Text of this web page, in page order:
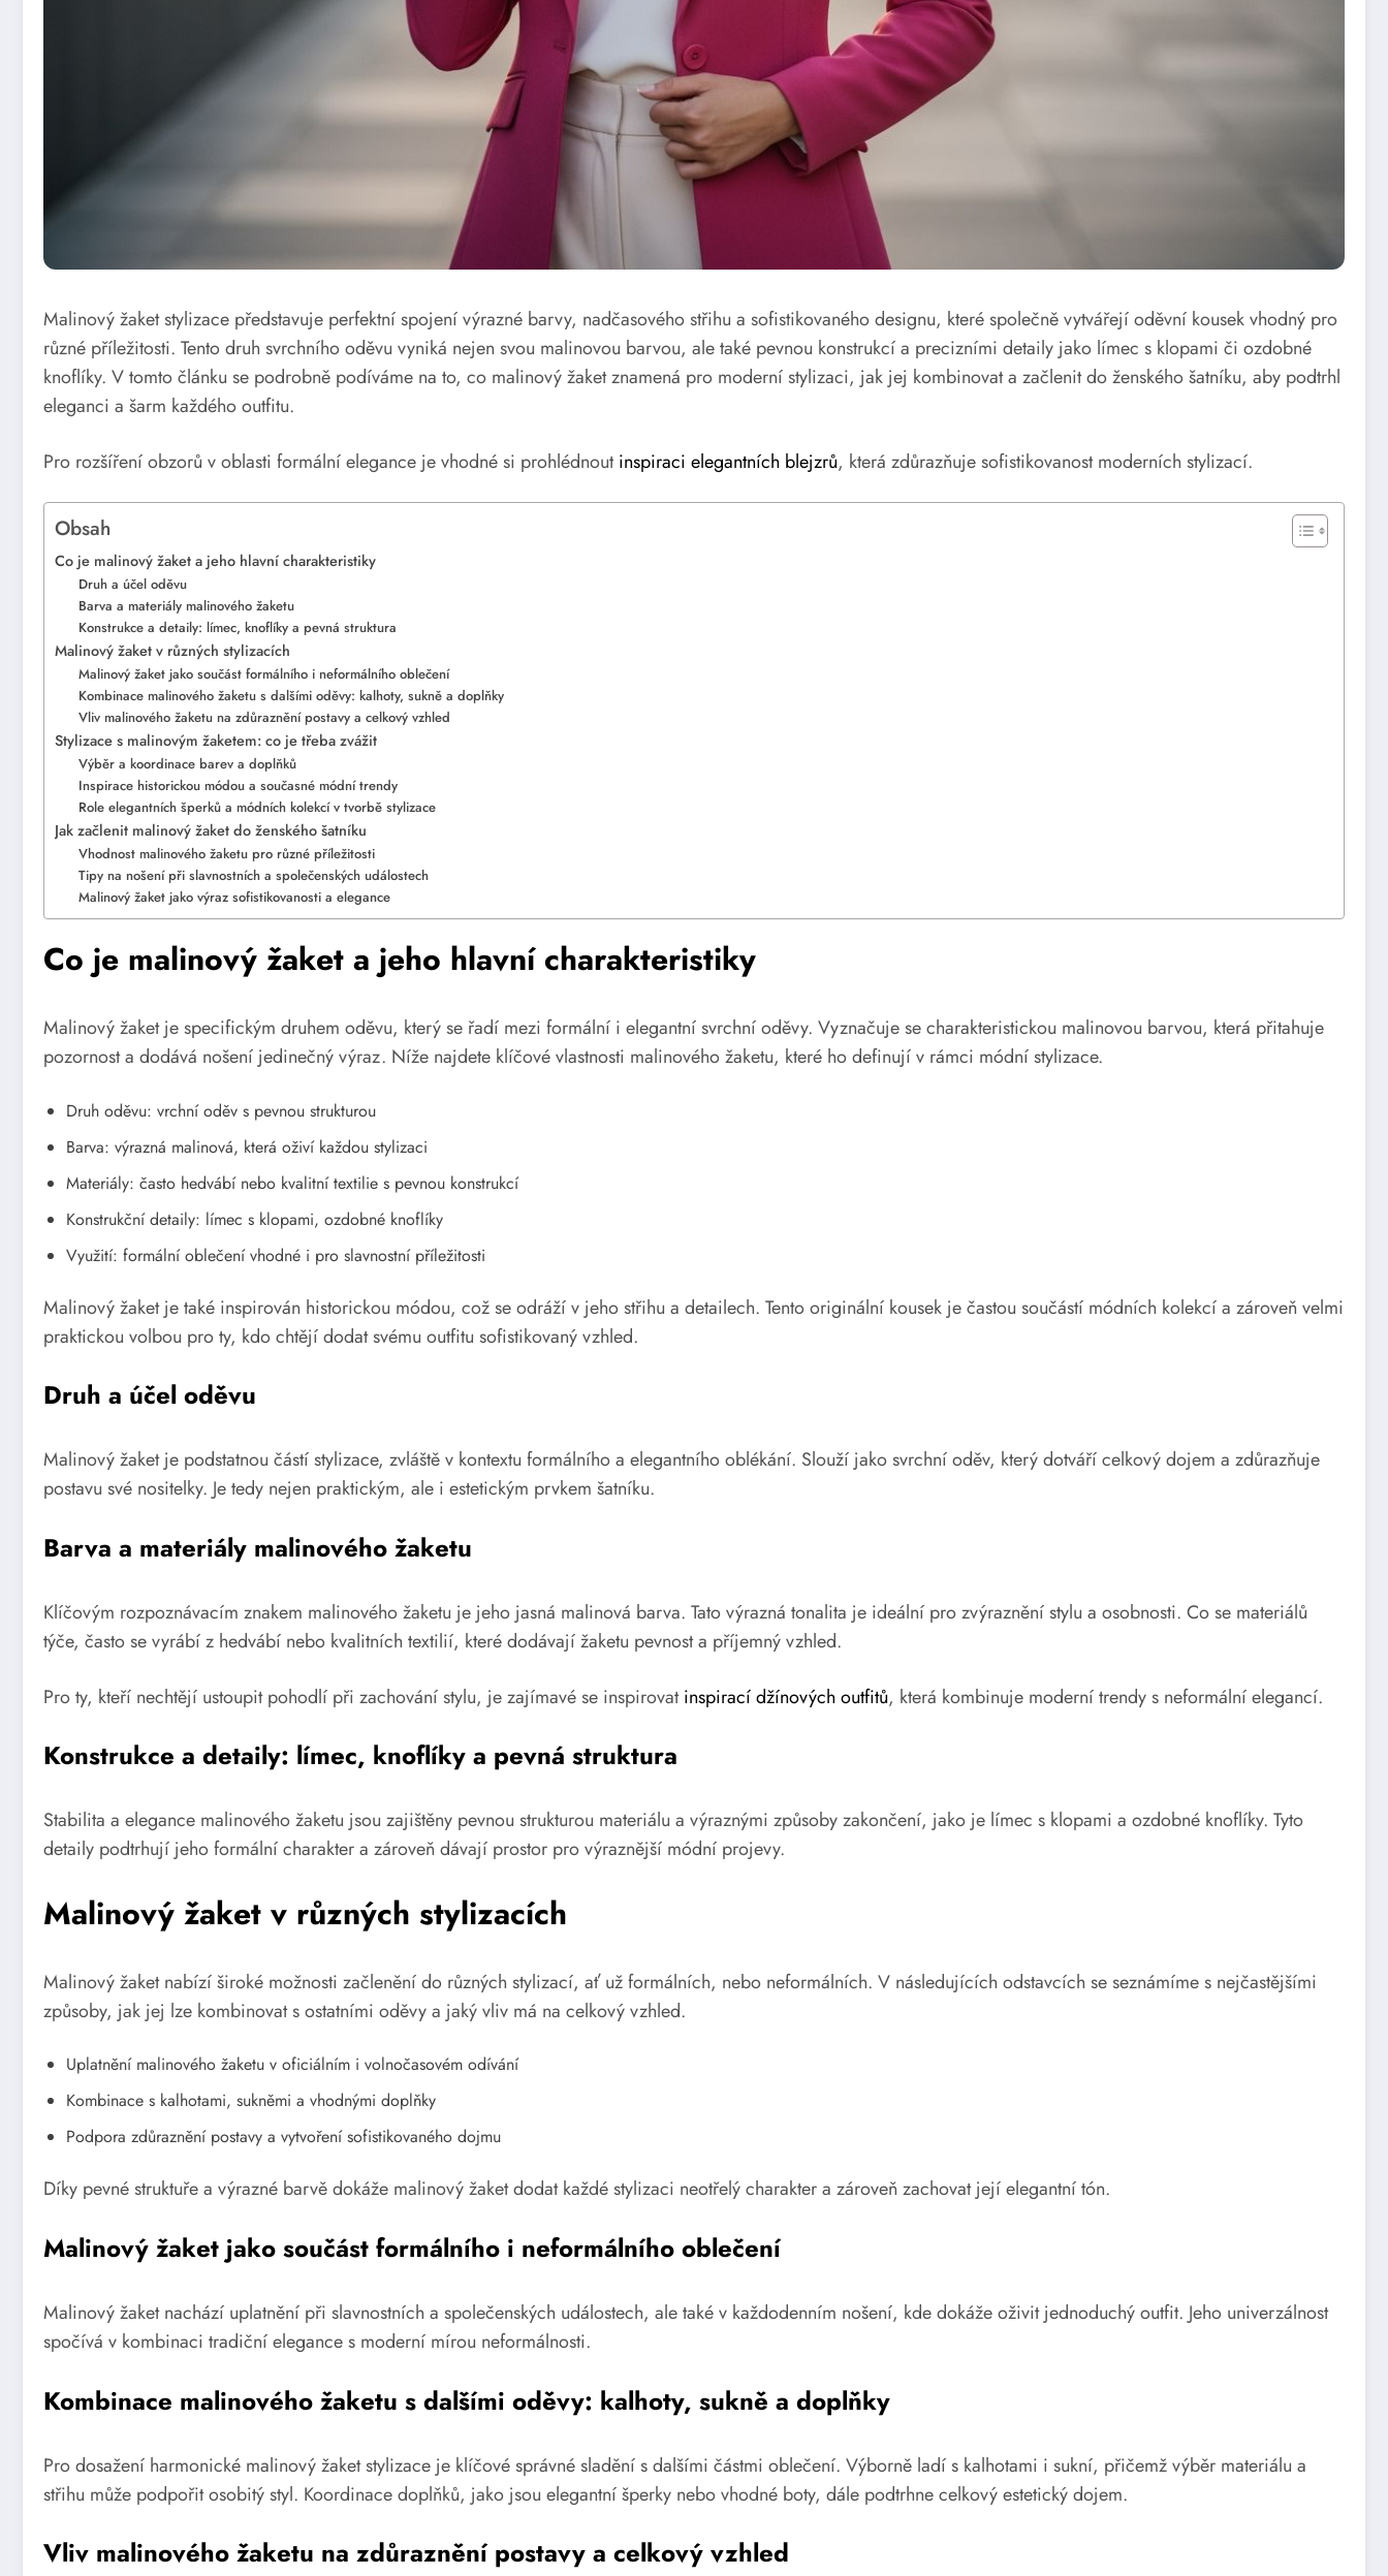
Malinový žaket stylizace představuje perfektní spojení výrazné barvy, nadčasového střihu a sofistikovaného designu, které společně vytvářejí oděvní kousek vhodný pro
různé příležitosti. Tento druh svrchního oděvu vyniká nejen svou malinovou barvou, ale také pevnou konstrukcí a precizními detaily jako límec s klopami či ozdobné
knoflíky. V tomto článku se podrobně podíváme na to, co malinový žaket znamená pro moderní stylizaci, jak jej kombinovat a začlenit do ženského šatníku, aby podtrhl
eleganci a šarm každého outfitu.
Pro rozšíření obzorů v oblasti formální elegance je vhodné si prohlédnoutinspiraci elegantních blejzrů, která zdůrazňuje sofistikovanost moderních stylizací.
Obsah
Co je malinový žaket a jeho hlavní charakteristiky
Druh a účel oděvu
Barva a materiály malinového žaketu
Konstrukce a detaily: límec, knoflíky a pevná struktura
Malinový žaket v různých stylizacích
Malinový žaket jako součást formálního i neformálního oblečení
Kombinace malinového žaketu s dalšími oděvy: kalhoty, sukně a doplňky
Vliv malinového žaketu na zdůraznění postavy a celkový vzhled
Stylizace s malinovým žaketem: co je třeba zvážit
Výběr a koordinace barev a doplňků
Inspirace historickou módou a současné módní trendy
Role elegantních šperků a módních kolekcí v tvorbě stylizace
Jak začlenit malinový žaket do ženského šatníku
Vhodnost malinového žaketu pro různé příležitosti
Tipy na nošení při slavnostních a společenských událostech
Malinový žaket jako výraz sofistikovanosti a elegance
Co je malinový žaket a jeho hlavní charakteristiky
Malinový žaket je specifickým druhem oděvu, který se řadí mezi formální i elegantní svrchní oděvy. Vyznačuje se charakteristickou malinovou barvou, která přitahuje
pozornost a dodává nošení jedinečný výraz. Níže najdete klíčové vlastnosti malinového žaketu, které ho definují v rámci módní stylizace.
Druh oděvu: vrchní oděv s pevnou strukturou
Barva: výrazná malinová, která oživí každou stylizaci
Materiály: často hedvábí nebo kvalitní textilie s pevnou konstrukcí
Konstrukční detaily: límec s klopami, ozdobné knoflíky
Využití: formální oblečení vhodné i pro slavnostní příležitosti
Malinový žaket je také inspirován historickou módou, což se odráží v jeho střihu a detailech. Tento originální kousek je častou součástí módních kolekcí a zároveň velmi
praktickou volbou pro ty, kdo chtějí dodat svému outfitu sofistikovaný vzhled.
Druh a účel oděvu
Malinový žaket je podstatnou částí stylizace, zvláště v kontextu formálního a elegantního oblékání. Slouží jako svrchní oděv, který dotváří celkový dojem a zdůrazňuje
postavu své nositelky. Je tedy nejen praktickým, ale i estetickým prvkem šatníku.
Barva a materiály malinového žaketu
Klíčovým rozpoznávacím znakem malinového žaketu je jeho jasná malinová barva. Tato výrazná tonalita je ideální pro zvýraznění stylu a osobnosti. Co se materiálů
týče, často se vyrábí z hedvábí nebo kvalitních textilií, které dodávají žaketu pevnost a příjemný vzhled.
Pro ty, kteří nechtějí ustoupit pohodlí při zachování stylu, je zajímavé se inspirovatinspirací džínových outfitů, která kombinuje moderní trendy s neformální elegancí.
Konstrukce a detaily: límec, knoflíky a pevná struktura
Stabilita a elegance malinového žaketu jsou zajištěny pevnou strukturou materiálu a výraznými způsoby zakončení, jako je límec s klopami a ozdobné knoflíky. Tyto
detaily podtrhují jeho formální charakter a zároveň dávají prostor pro výraznější módní projevy.
Malinový žaket v různých stylizacích
Malinový žaket nabízí široké možnosti začlenění do různých stylizací, ať už formálních, nebo neformálních. V následujících odstavcích se seznámíme s nejčastějšími
způsoby, jak jej lze kombinovat s ostatními oděvy a jaký vliv má na celkový vzhled.
Uplatnění malinového žaketu v oficiálním i volnočasovém odívání
Kombinace s kalhotami, sukněmi a vhodnými doplňky
Podpora zdůraznění postavy a vytvoření sofistikovaného dojmu
Díky pevné struktuře a výrazné barvě dokáže malinový žaket dodat každé stylizaci neotřelý charakter a zároveň zachovat její elegantní tón.
Malinový žaket jako součást formálního i neformálního oblečení
Malinový žaket nachází uplatnění při slavnostních a společenských událostech, ale také v každodenním nošení, kde dokáže oživit jednoduchý outfit. Jeho univerzálnost
spočívá v kombinaci tradiční elegance s moderní mírou neformálnosti.
Kombinace malinového žaketu s dalšími oděvy: kalhoty, sukně a doplňky
Pro dosažení harmonické malinový žaket stylizace je klíčové správné sladění s dalšími částmi oblečení. Výborně ladí s kalhotami i sukní, přičemž výběr materiálu a
střihu může podpořit osobitý styl. Koordinace doplňků, jako jsou elegantní šperky nebo vhodné boty, dále podtrhne celkový estetický dojem.
Vliv malinového žaketu na zdůraznění postavy a celkový vzhled